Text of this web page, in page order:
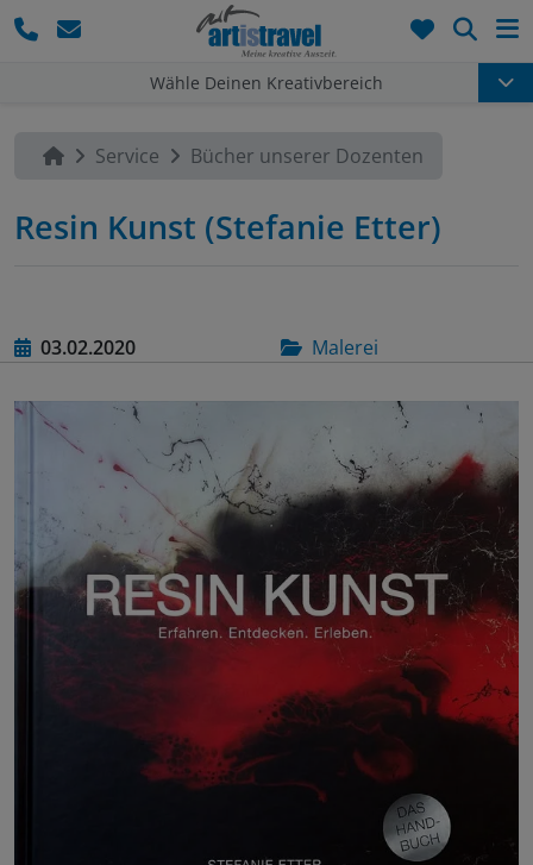
Wähle Deinen Kreativbereich
Service Bücher unserer Dozenten
Resin Kunst (Stefanie Etter)
03.02.2020 Malerei